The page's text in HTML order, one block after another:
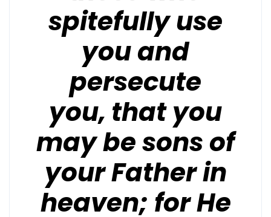
spitefully use
you and
persecute
you, that you
may be sons of
your Father in
heaven; for He